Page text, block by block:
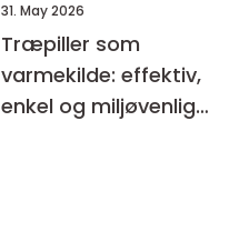
31. May 2026
Træpiller som
varmekilde: effektiv,
enkel og miljøvenlig